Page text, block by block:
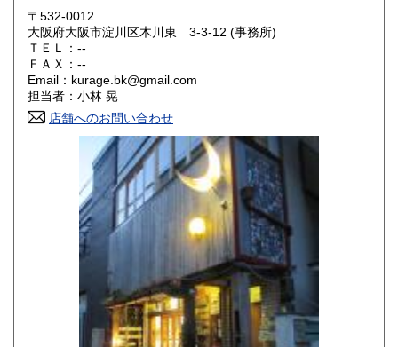
奈良県 250円 和歌山県
鳥取県
岡山県
250円 徳島県
250円 愛媛県
250円 福岡県
長崎県
250円 大分県
250円 鹿児島県
〒532-0012
大阪府大阪市淀川区木川東 3-3-12 (事務所)
ＴＥＬ：--
ＦＡＸ：--
Email：kurage.bk@gmail.com
担当者：小林 晃
店舗へのお問い合わせ